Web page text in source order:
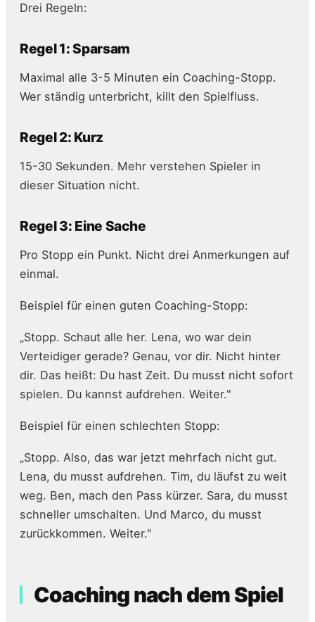
Drei Regeln:
Regel 1: Sparsam
Maximal alle 3-5 Minuten ein Coaching-Stopp.
Wer ständig unterbricht, killt den Spielfluss.
Regel 2: Kurz
15-30 Sekunden. Mehr verstehen Spieler in
dieser Situation nicht.
Regel 3: Eine Sache
Pro Stopp ein Punkt. Nicht drei Anmerkungen auf
einmal.
Beispiel für einen guten Coaching-Stopp:
„Stopp. Schaut alle her. Lena, wo war dein
Verteidiger gerade? Genau, vor dir. Nicht hinter
dir. Das heißt: Du hast Zeit. Du musst nicht sofort
spielen. Du kannst aufdrehen. Weiter."
Beispiel für einen schlechten Stopp:
„Stopp. Also, das war jetzt mehrfach nicht gut.
Lena, du musst aufdrehen. Tim, du läufst zu weit
weg. Ben, mach den Pass kürzer. Sara, du musst
schneller umschalten. Und Marco, du musst
zurückkommen. Weiter."
Coaching nach dem Spiel